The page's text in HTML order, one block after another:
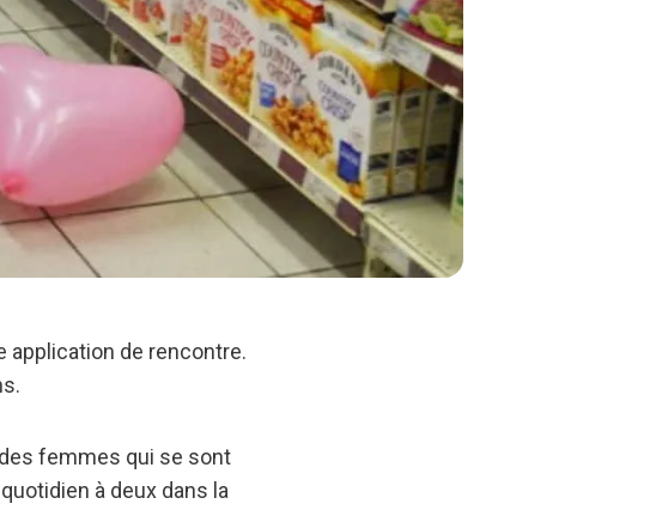
application de rencontre.
femmes qui se sont
à deux dans la